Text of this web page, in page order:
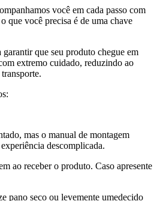
você em cada passo com
que você precisa é de uma chave
que seu produto chegue em
extremo cuidado, reduzindo ao
mas o manual de montagem
descomplicada.
ao receber o produto. Caso apresente
pano seco ou levemente umedecido